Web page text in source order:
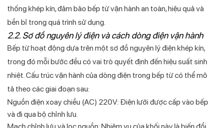
thống khép kín, đảm bảo bếp từ vận hành an toàn, hiệu quả và
bền bỉ trong quá trình sử dụng.
2.2. Sơ đồ nguyên lý điện và cách dòng điện vận hành
Bếp từ hoạt động dựa trên một sơ đồ nguyên lý điện khép kín,
trong đó mỗi bước đều có vai trò quyết định đến hiệu suất sinh
nhiệt. Cấu trúc vận hành của dòng điện trong bếp từ có thể mô
tả theo các giai đoạn sau:
Nguồn điện xoay chiều (AC) 220V: Điện lưới được cấp vào bếp
và đi qua bộ chỉnh lưu.
Mạch chỉnh lưu và lọc nguồn: Nhiệm vụ của khối này là biến đổi